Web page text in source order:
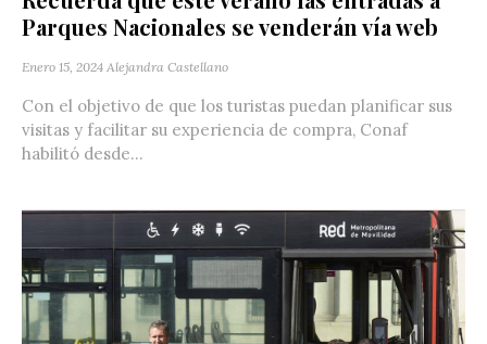
Parques Nacionales se venderán vía web
Enero 15, 2024 Alejandra Castellano
Con el objetivo de que los turistas puedan planificar sus
visitas y facilitar su experiencia de compra, Conaf
habilitó desde...